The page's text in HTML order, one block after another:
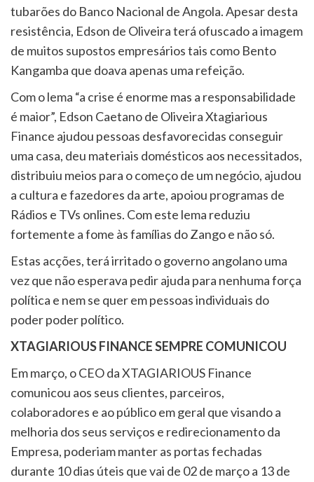
tubarões do Banco Nacional de Angola. Apesar desta
resistência, Edson de Oliveira terá ofuscado a imagem
de muitos supostos empresários tais como Bento
Kangamba que doava apenas uma refeição.
Com o lema “a crise é enorme mas a responsabilidade
é maior”, Edson Caetano de Oliveira Xtagiarious
Finance ajudou pessoas desfavorecidas conseguir
uma casa, deu materiais domésticos aos necessitados,
distribuiu meios para o começo de um negócio, ajudou
a cultura e fazedores da arte, apoiou programas de
Rádios e TVs onlines. Com este lema reduziu
fortemente a fome às famílias do Zango e não só.
Estas acções, terá irritado o governo angolano uma
vez que não esperava pedir ajuda para nenhuma força
política e nem se quer em pessoas individuais do
poder poder político.
XTAGIARIOUS FINANCE SEMPRE COMUNICOU
Em março, o CEO da XTAGIARIOUS Finance
comunicou aos seus clientes, parceiros,
colaboradores e ao público em geral que visando a
melhoria dos seus serviços e redirecionamento da
Empresa, poderiam manter as portas fechadas
durante 10 dias úteis que vai de 02 de março a 13 de